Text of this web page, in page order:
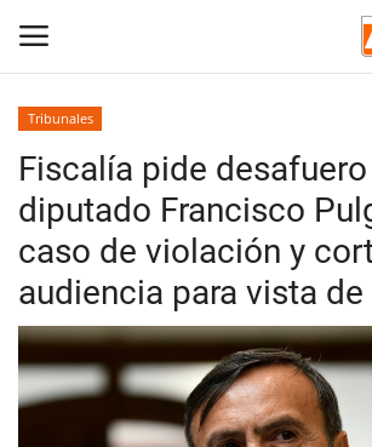
Inicio
Crónica
Policial
Tribunales
Deporte
Tribunales
Fiscalía pide
diputado Francisco
caso de violación y
audiencia para vista